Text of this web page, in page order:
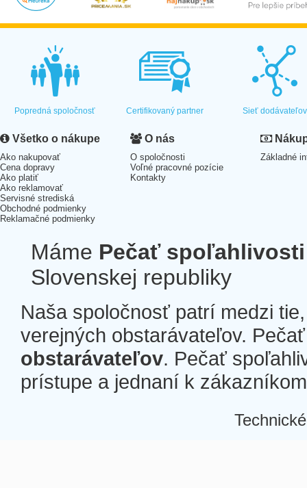
Popredná spoločnosť Certifikovaný partner Sieť dodávateľov
Všetko o nákupe
Ako nakupovať
Cena dopravy
Ako platiť
Ako reklamovať
Servisné strediská
Obchodné podmienky
Reklamačné podmienky
O nás
O spoločnosti
Voľné pracovné pozície
Kontakty
Základné
Máme Pečať spoľahlivosti
Slovenskej republiky
Naša spoločnosť patrí medzi
verejných obstarávateľov.
obstarávateľov. Pečať
prístupe a jednaní k